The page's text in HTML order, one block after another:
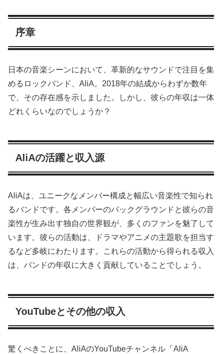
序章
日本の音楽シーンにおいて、革新的なサウンドで注目を集
めるロックバンド、AliA。2018年の結成からわずか数年
で、その存在感を示しました。しかし、彼らの年収は一体
どれくらいなのでしょうか？
AliAの活躍と収入源
AliAは、ユニークなメンバー構成と幅広い音楽性で知られ
るバンドです。各メンバーのバックグラウンドと彼らの音
楽性が生み出す独自の世界観が、多くのファンを魅了して
います。彼らの活動は、ドラマやアニメの主題歌を担当す
るなど多岐にわたります。これらの活動から得られる収入
は、バンドの年収に大きく貢献していることでしょう。
YouTubeとその他の収入
驚くべきことに、AliAのYouTubeチャンネル「AliA